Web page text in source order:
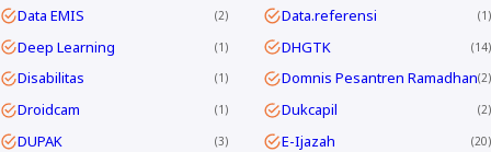
Data EMIS 2 Data.referensi 1
Deep Learning 1 DHGTK 14
Disabilitas 1 Domnis Pesantren Ramadhan 2
Droidcam 1 Dukcapil 2
DUPAK 3 E-Ijazah 20